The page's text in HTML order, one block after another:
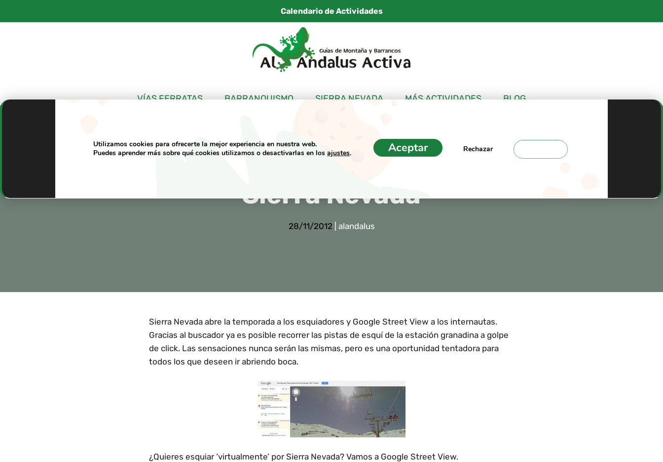
Calendario de Actividades
VÍAS FERRATAS BARRANQUISMO SIERRA NEVADA MÁS ACTIVIDADES BLOG
Sierra Nevada
28/11/2012 alandalus
Sierra Nevada abre la temporada a los esquiadores y Google Street View a los internautas.
Gracias al buscador ya es posible recorrer las pistas de esquí de la estación granadina a golpe
de click. Las sensaciones nunca serán las mismas, pero es una oportunidad tentadora para
todos los que deseen ir abriendo boca.
¿Quieres esquiar ‘virtualmente’ por Sierra Nevada? Vamos a Google Street View.
Utilizamos cookies para ofrecerte la mejor experiencia en nuestra web.
Puedes aprender más sobre qué cookies utilizamos o desactivarlas en losajustes. Aceptar Rechazar